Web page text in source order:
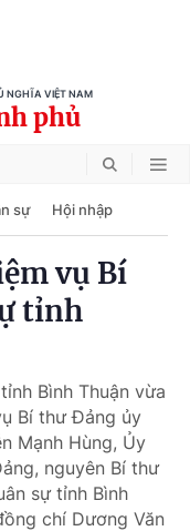
NGHĨA VIỆT NAM
phủ
sự Hội nhập
vụ Bí
tỉnh
Bình Thuận vừa
Bí thư Đảng ủy
Mạnh Hùng, Ủy
nguyên Bí thư
sự tỉnh Bình
chí Dương Văn